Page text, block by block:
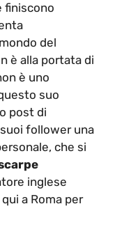
finiscono
del
è alla portata di
è uno
suo
post di
follower una
che si
inglese
a Roma per